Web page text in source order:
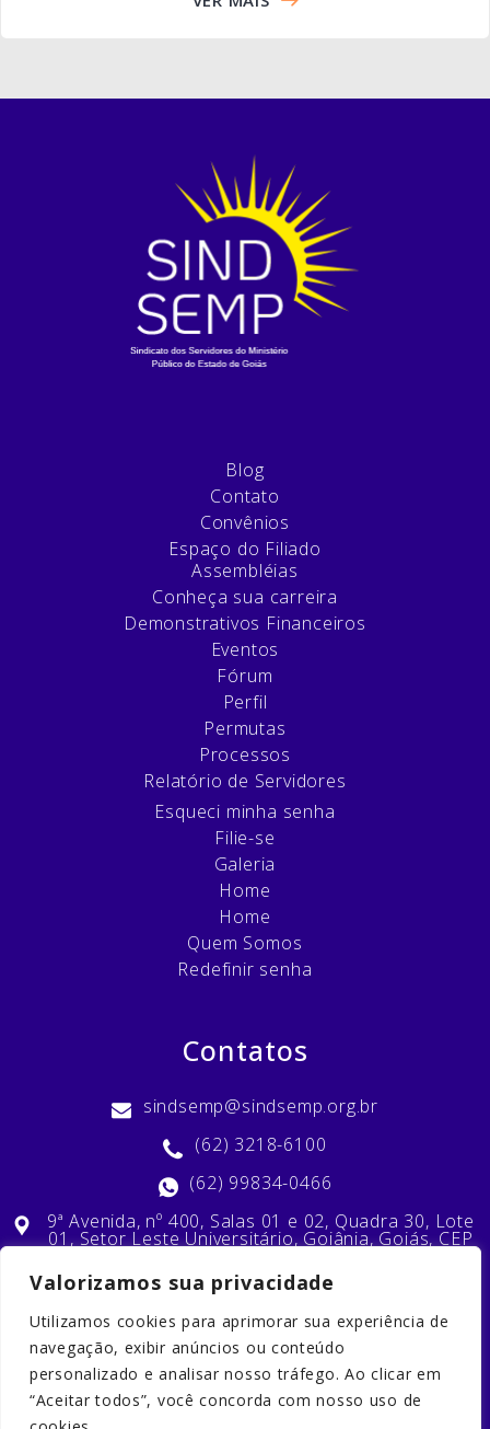
Valorizamos sua privacidade
Utilizamos cookies para aprimorar sua experiência de
navegação, exibir anúncios ou conteúdo
personalizado e analisar nosso tráfego. Ao clicar em
“Aceitar todos”, você concorda com nosso uso de
Blog
Contato
Convênios
Espaço do Filiado
Assembléias
Conheça sua carreira
Demonstrativos Financeiros
Eventos
Fórum
Perfil
Permutas
Processos
Relatório de Servidores
Esqueci minha senha
Filie-se
Galeria
Home
Home
Quem Somos
Redefinir senha
Contatos
sindsemp@sindsemp.org.br
(62) 3218-6100
(62) 99834-0466
9ª Avenida, nº 400, Salas 01 e 02, Quadra 30, Lote
01, Setor Leste Universitário, Goiânia, Goiás, CEP
Nossas Redes Sociais